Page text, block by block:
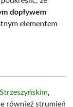
dopływem
elementem
,
również strumień